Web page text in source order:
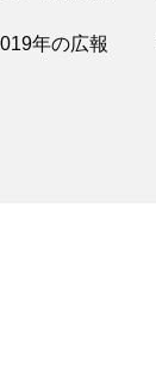
年の広報